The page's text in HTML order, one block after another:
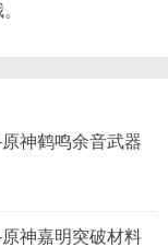
神鹤鸣余音武器
神嘉明突破材料